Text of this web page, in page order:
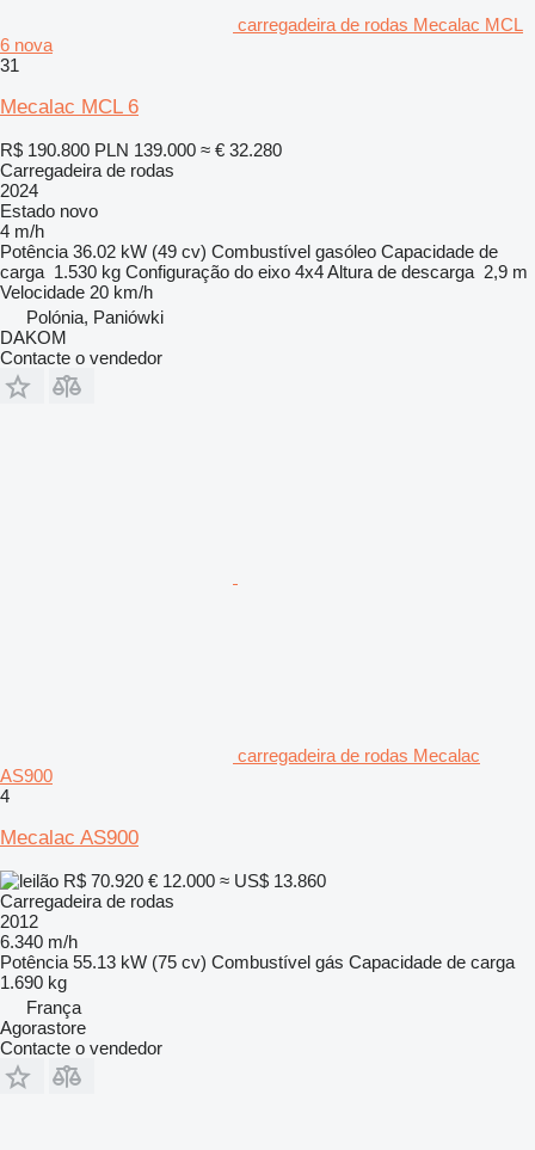
carregadeira de rodas Mecalac MCL
6 nova
31
Mecalac MCL 6
R$ 190.800 PLN 139.000 ≈ € 32.280
Carregadeira de rodas
2024
Estado novo
4 m/h
Potência 36.02 kW (49 cv) Combustível gasóleo Capacidade de
carga 1.530 kg Configuração do eixo 4x4Altura de descarga 2,9 m
Velocidade 20 km/h
Polónia, Paniówki
DAKOM
Contacte o vendedor
carregadeira de rodas Mecalac
AS900
4
Mecalac AS900
R$ 70.920 € 12.000 ≈ US$ 13.860
Carregadeira de rodas
2012
6.340 m/h
Potência 55.13 kW (75 cv) Combustível gás Capacidade de carga
1.690 kg
França
Agorastore
Contacte o vendedor